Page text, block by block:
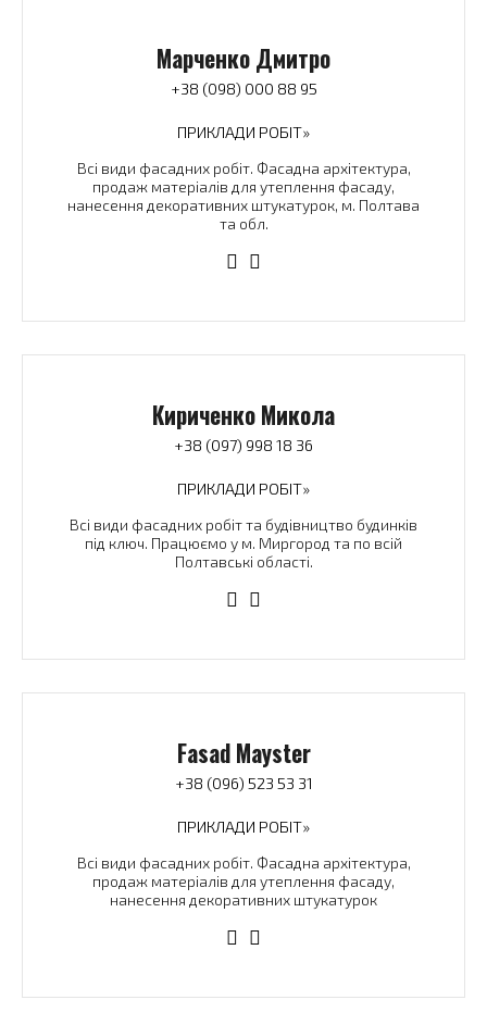
Марченко Дмитро
+38 (098) 000 88 95
ПРИКЛАДИ РОБІТ»
Всі види фасадних робіт. Фасадна архітектура,
продаж матеріалів для утеплення фасаду,
нанесення декоративних штукатурок, м. Полтава
та обл.
Кириченко Микола
+38 (097) 998 18 36
ПРИКЛАДИ РОБІТ»
Всі види фасадних робіт та будівництво будинків
під ключ. Працюємо у м. Миргород та по всій
Полтавські області.
Fasad Mayster
+38 (096) 523 53 31
ПРИКЛАДИ РОБІТ»
Всі види фасадних робіт. Фасадна архітектура,
продаж матеріалів для утеплення фасаду,
нанесення декоративних штукатурок